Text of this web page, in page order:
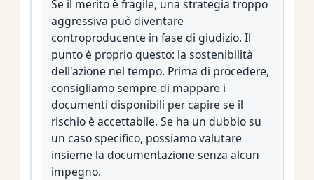
Se il merito è fragile, una strategia troppo
aggressiva può diventare
controproducente in fase di giudizio. Il
punto è proprio questo: la sostenibilità
dell'azione nel tempo. Prima di procedere,
consigliamo sempre di mappare i
documenti disponibili per capire se il
rischio è accettabile. Se ha un dubbio su
un caso specifico, possiamo valutare
insieme la documentazione senza alcun
impegno.